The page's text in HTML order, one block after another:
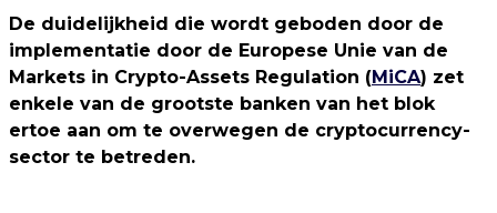
De duidelijkheid die wordt geboden door de
implementatie door de Europese Unie van de
Markets in Crypto-Assets Regulation (MiCA) zet
enkele van de grootste banken van het blok
ertoe aan om te overwegen de cryptocurrency-
sector te betreden.